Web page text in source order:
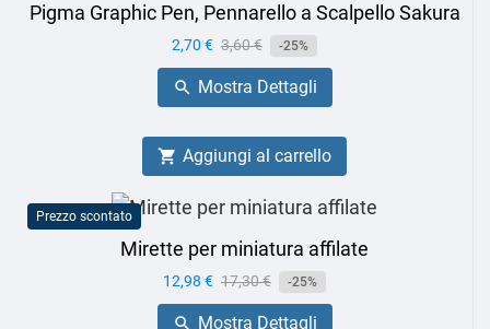
Pigma Graphic Pen, Pennarello a Scalpello Sakura
Prezzo
2,70 € Prezzo
base
3,60 € -25%
 Mostra Dettagli
 Aggiungi al carrello
Prezzo scontato
Mirette per miniatura affilate
Prezzo
12,98 € Prezzo
base
17,30 € -25%
 Mostra Dettagli